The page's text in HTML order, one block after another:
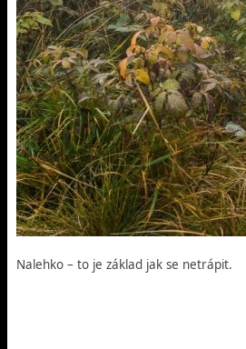
Nalehko – to je základ jak se netrápit.